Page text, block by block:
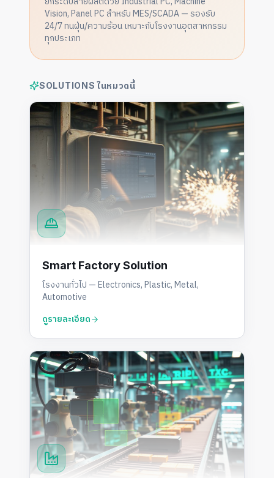
Vision, Panel PC สำหรับ MES/SCADA — รองรับ
24/7 ทนฝุ่น/ความร้อน เหมาะกับโรงงานอุตสาหกรรม
ทุกประเภท
SOLUTIONS ในหมวดนี้
Smart Factory Solution
โรงงานทั่วไป — Electronics, Plastic, Metal,
Automotive
ดูรายละเอียด